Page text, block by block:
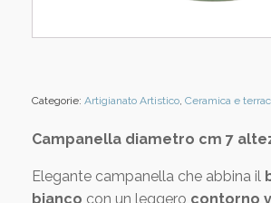
Categorie: Artigianato Artistico, Ceramica e
Campanella diametro cm 7
Elegante campanella che abbina il
bianco con un leggero contorno